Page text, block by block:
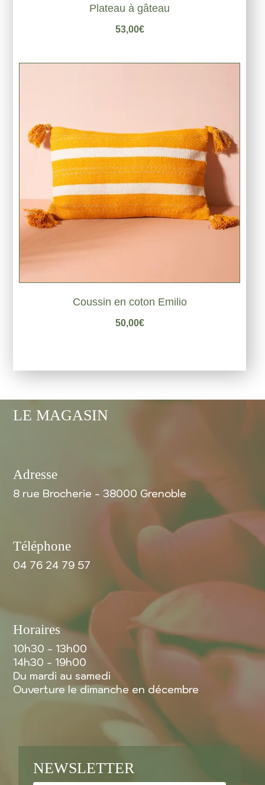
Plateau à gâteau
53,00€
Coussin en coton Emilio
50,00€
LE MAGASIN
Adresse
8 rue Brocherie - 38000 Grenoble
Téléphone
04 76 24 79 57
Horaires
10h30 - 13h00
14h30 - 19h00
Du mardi au samedi
Ouverture le dimanche en décembre
NEWSLETTER